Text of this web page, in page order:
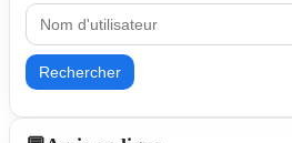
Rechercher